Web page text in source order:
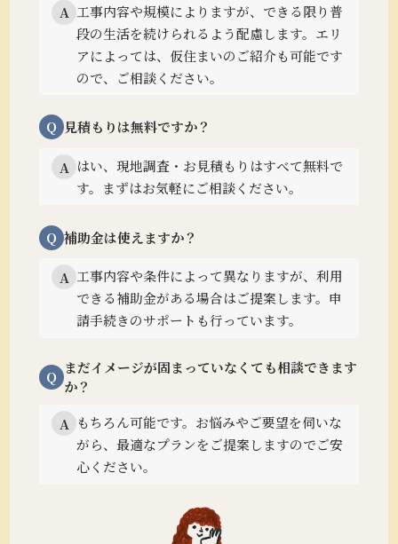
A 工事内容や規模によりますが、できる限り普
段の生活を続けられるよう配慮します。 エリ
アによっては、仮住まいのご紹介も可能です
ので、ご相談ください。
Q 見積もりは無料ですか？
A はい、現地調査・お見積もりはすべて無料で
す。まずはお気軽にご相談ください。
Q 補助金は使えますか？
A 工事内容や条件によって異なりますが、利用
できる補助金がある場合はご提案します。 申
請手続きのサポートも行っています。
Q
まだイメージが固まっていなくても相談できます
か？
A もちろん可能です。 お悩みやご要望を伺いな
がら、最適なプランをご提案しますのでご安
心ください。